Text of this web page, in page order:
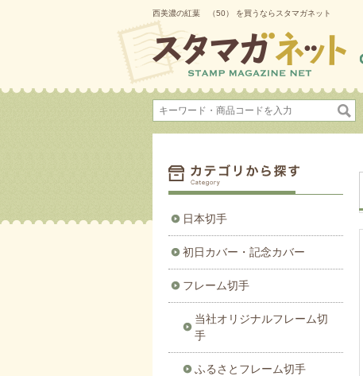
西美濃の紅葉 （50） を買うならスタマガネット
日本切手
初日カバー・記念カバー
フレーム切手
当社オリジナルフレーム切
手
ふるさとフレーム切手